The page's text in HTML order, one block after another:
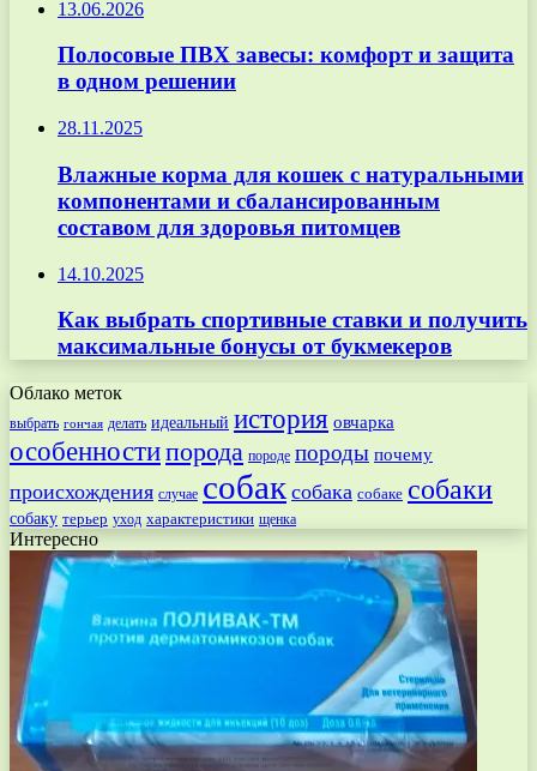
13.06.2026
Полосовые ПВХ завесы: комфорт и защита
в одном решении
28.11.2025
Влажные корма для кошек с натуральными
компонентами и сбалансированным
составом для здоровья питомцев
14.10.2025
Как выбрать спортивные ставки и получить
максимальные бонусы от букмекеров
Облако меток
выбрать гончая делать идеальный история овчарка
особенностипорода породе породы почему
происхождения случае собак собака собаке собаки
собаку терьер уход характеристики щенка
Интересно